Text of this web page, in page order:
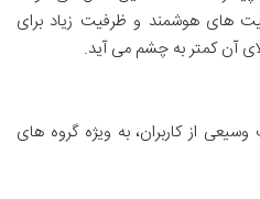
های هوشمند و ظرفیت زیاد برای
آن کمتر به چشم می آید.
4619 برای طیف وسیعی از کاربران، به ویژه گروه های